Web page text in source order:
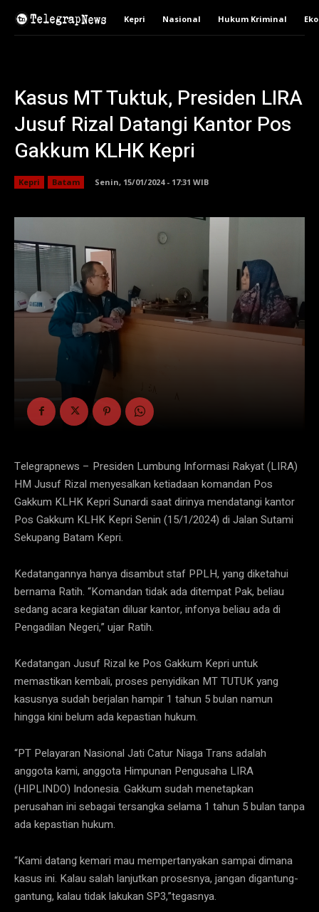
Kepri Nasional Hukum Kriminal
Kasus MT Tuktuk, Presiden LIRA
Jusuf Rizal Datangi Kantor Pos
Gakkum KLHK Kepri
Kepri Batam Senin, 15/01/2024 - 17:31 WIB
Telegrapnews – Presiden Lumbung Informasi Rakyat (LIRA)
HM Jusuf Rizal menyesalkan ketiadaan komandan Pos
Gakkum KLHK Kepri Sunardi saat dirinya mendatangi kantor
Pos Gakkum KLHK Kepri Senin (15/1/2024) di Jalan Sutami
Sekupang Batam Kepri.
Kedatangannya hanya disambut staf PPLH, yang diketahui
bernama Ratih. “Komandan tidak ada ditempat Pak, beliau
sedang acara kegiatan diluar kantor, infonya beliau ada di
Pengadilan Negeri,” ujar Ratih.
Kedatangan Jusuf Rizal ke Pos Gakkum Kepri untuk
memastikan kembali, proses penyidikan MT TUTUK yang
kasusnya sudah berjalan hampir 1 tahun 5 bulan namun
hingga kini belum ada kepastian hukum.
“PT Pelayaran Nasional Jati Catur Niaga Trans adalah
anggota kami, anggota Himpunan Pengusaha LIRA
(HIPLINDO) Indonesia. Gakkum sudah menetapkan
perusahan ini sebagai tersangka selama 1 tahun 5 bulan tanpa
ada kepastian hukum.
“Kami datang kemari mau mempertanyakan sampai dimana
kasus ini. Kalau salah lanjutkan prosesnya, jangan digantung-
gantung, kalau tidak lakukan SP3,”tegasnya.